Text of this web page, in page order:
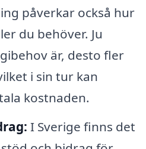
påverkar också hur
du behöver. Ju
är, desto fler
i sin tur kan
kostnaden.
I Sverige finns det